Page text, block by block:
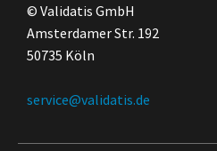
© Validatis GmbH
Amsterdamer Str. 192
50735 Köln
service@validatis.de